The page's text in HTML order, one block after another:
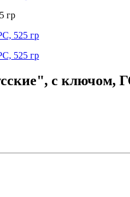
с ключом,